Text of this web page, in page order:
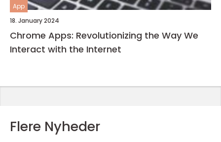
App
18. January 2024
Chrome Apps: Revolutionizing the Way We
Interact with the Internet
Flere Nyheder